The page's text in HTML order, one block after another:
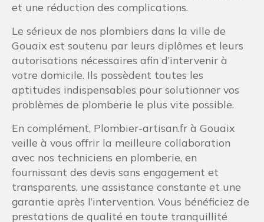
et une réduction des complications.
Le sérieux de nos plombiers dans la ville de
Gouaix est soutenu par leurs diplômes et leurs
autorisations nécessaires afin d’intervenir à
votre domicile. Ils possèdent toutes les
aptitudes indispensables pour solutionner vos
problèmes de plomberie le plus vite possible.
En complément, Plombier-artisan.fr à Gouaix
veille à vous offrir la meilleure collaboration
avec nos techniciens en plomberie, en
fournissant des devis sans engagement et
transparents, une assistance constante et une
garantie après l’intervention. Vous bénéficiez de
prestations de qualité en toute tranquillité